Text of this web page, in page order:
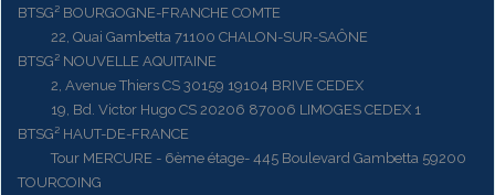
BTSG² BOURGOGNE-FRANCHE COMTE
22, Quai Gambetta 71100 CHALON-SUR-SAÔNE
BTSG² NOUVELLE AQUITAINE
2, Avenue Thiers CS 30159 19104 BRIVE CEDEX
19, Bd. Victor Hugo CS 20206 87006 LIMOGES CEDEX 1
BTSG² HAUT-DE-FRANCE
Tour MERCURE - 6ème étage- 445 Boulevard Gambetta 59200
TOURCOING